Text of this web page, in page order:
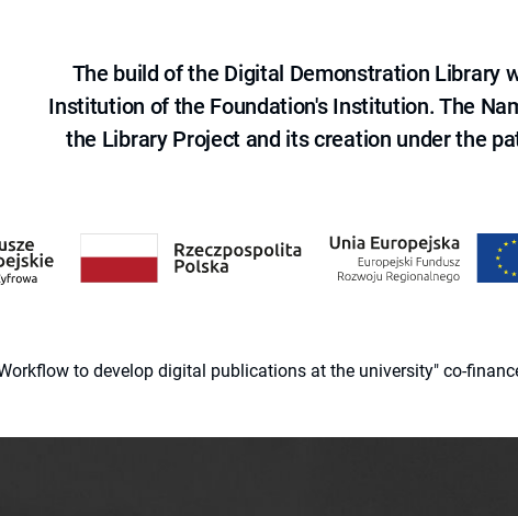
The build of the Digital Demonstration Library
Institution of the Foundation's Institution. The
the Library Project and its creation under the
to develop digital publications at the university" co-